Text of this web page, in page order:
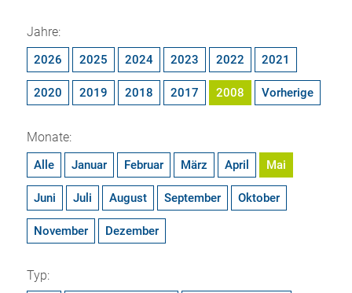
Jahre:
2026 2025 2024 2023 2022 2021
2020 2019 2018 2017 2008 Vorherige
Monate:
Alle Januar Februar März April Mai
Juni Juli August September Oktober
November Dezember
Typ: